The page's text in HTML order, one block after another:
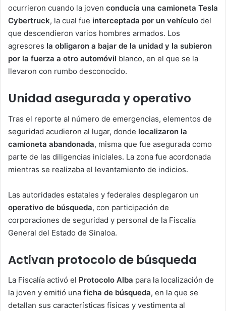
ocurrieron cuando la joven conducía una camioneta Tesla
Cybertruck, la cual fue interceptada por un vehículo del
que descendieron varios hombres armados. Los
agresores la obligaron a bajar de la unidad y la subieron
por la fuerza a otro automóvil blanco, en el que se la
llevaron con rumbo desconocido.
Unidad asegurada y operativo
Tras el reporte al número de emergencias, elementos de
seguridad acudieron al lugar, donde localizaron la
camioneta abandonada, misma que fue asegurada como
parte de las diligencias iniciales. La zona fue acordonada
mientras se realizaba el levantamiento de indicios.
Las autoridades estatales y federales desplegaron un
operativo de búsqueda, con participación de
corporaciones de seguridad y personal de la Fiscalía
General del Estado de Sinaloa.
Activan protocolo de búsqueda
La Fiscalía activó el Protocolo Alba para la localización de
la joven y emitió una ficha de búsqueda, en la que se
detallan sus características físicas y vestimenta al